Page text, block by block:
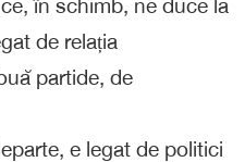
în schimb, ne duce la
de relația
partide, de
e legat de politici